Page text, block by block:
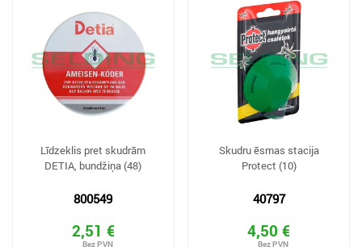
Līdzeklis pret skudrām
DETIA, bundžiņa (48)
800549
2,51 €
Skudru ēsmas stacija
Protect (10)
40797
4,50 €